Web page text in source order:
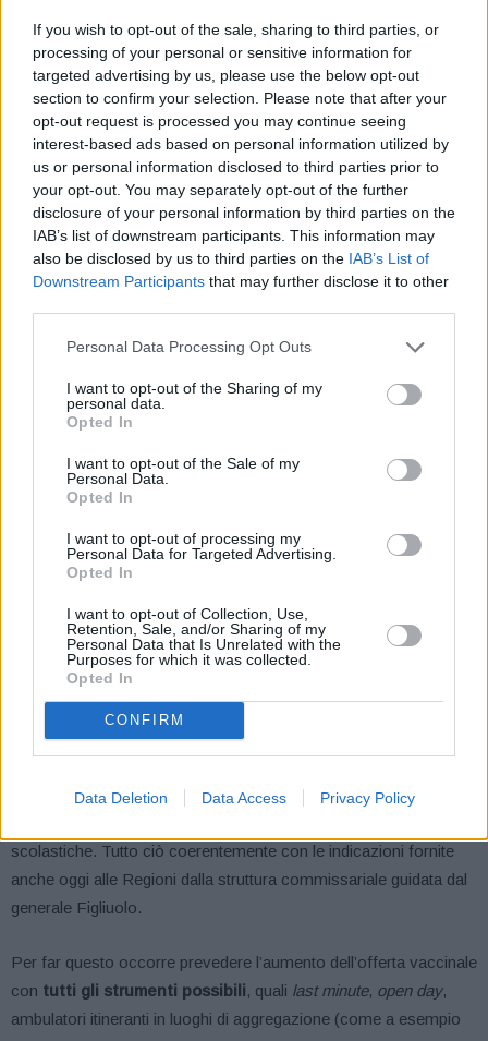
If you wish to opt-out of the sale, sharing to third parties, or
processing of your personal or sensitive information for
targeted advertising by us, please use the below opt-out
section to confirm your selection. Please note that after your
opt-out request is processed you may continue seeing
interest-based ads based on personal information utilized by
us or personal information disclosed to third parties prior to
your opt-out. You may separately opt-out of the further
disclosure of your personal information by third parties on the
IAB’s list of downstream participants. This information may
also be disclosed by us to third parties on the IAB’s List of
Downstream Participants that may further disclose it to other
Personal Data Processing Opt Outs
I want to opt-out of the Sharing of my
personal data.
Opted In
I want to opt-out of the Sale of my
Personal Data.
Opted In
I want to opt-out of processing my
Personal Data for Targeted Advertising.
Opted In
I want to opt-out of Collection, Use,
Retention, Sale, and/or Sharing of my
Personal Data that Is Unrelated with the
Purposes for which it was collected.
Opted In
CONFIRM
Data Deletion Data Access Privacy Policy
È questo, in sintesi, quanto è stato condiviso nel corso di un
incontro tra Direzione generaledell’assessorato alle Politiche
per la salute della Regionee le direzioni generali delle
Aziende sanitariedell’Emilia-Romagna, sulla base dell’aumento
delle forniture vaccinali annunciato dal commissario straordinario
per l’emergenza Covid,generale Figliuolo.
Come prosegue la campagna vaccinale, in dettaglio
la vaccinazione a chi ha avuto l’infezione da SARS-CoV-2
non meno di tre mesi
Per i vaccini a mRNA sarà possibile
anticipare le seconde dosi
Pfizer-BNT e 28 giorni per il vaccino di Moderna), mentre per le
nuove prenotazioni si dovrà impostare la data della seconda
seconda dose verrà attivato un sistema dichiamata attiva
parte dell’Azienda sanitaria.
Verranno definiti modelli organizzativi
somministrazione ai cittadininon ancora vaccinati con rischio
intensiva (over 60 anni ) e ai giovaninella fascia di età 12-19
scolastiche. Tutto ciò coerentemente con le indicazioni fornite
anche oggi alle Regioni dalla struttura commissariale guidata dal
generale Figliuolo.
Per far questo occorre prevedere l’aumento dell’offerta vaccinale
con tutti gli strumenti possibili, quali last minute, open day,
ambulatori itineranti in luoghi di aggregazione (come a esempio